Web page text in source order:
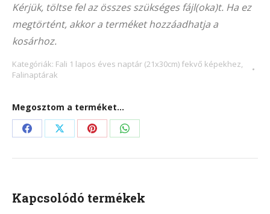
(21×30
cm)
fekvő
képekhez
mennyiség
Kérjük, töltse fel az összes szükséges fájl(oka)t. Ha ez
megtörtént, akkor a terméket hozzáadhatja a
kosárhoz.
Kategóriák: Fali 1 lapos éves naptár (21x30cm) fekvő képekhez,
Falinaptárak
Megosztom a terméket...
Share
on
Share
on
Share
on
Share
on
Kapcsolódó termékek